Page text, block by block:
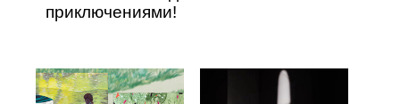
приключениями!